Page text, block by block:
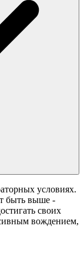
условиях.
быть выше -
своих
вождением,